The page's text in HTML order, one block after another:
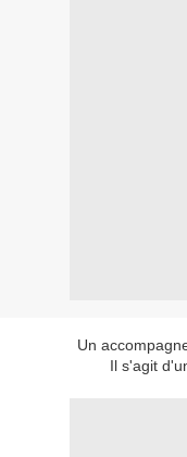
Un
Il s'agit